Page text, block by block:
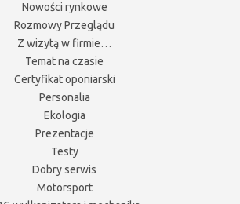
Nowości rynkowe
Rozmowy Przeglądu
Z wizytą w firmie…
Temat na czasie
Certyfikat oponiarski
Personalia
Ekologia
Prezentacje
Testy
Dobry serwis
Motorsport